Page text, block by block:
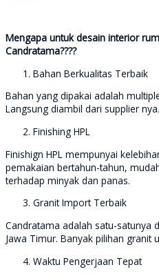
Mengapa untuk desain interior
Candratama????
Bahan Berkualitas Terbaik
Bahan yang dipakai adalah
Langsung diambil dari supplier nya.
Finishing HPL
Finishign HPL mempunyai
pemakaian bertahun-tahun,
terhadap minyak dan panas.
Granit Import Terbaik
Candratama adalah satu-satunya
Jawa Timur. Banyak pilihan granit
Waktu Pengerjaan Tepat